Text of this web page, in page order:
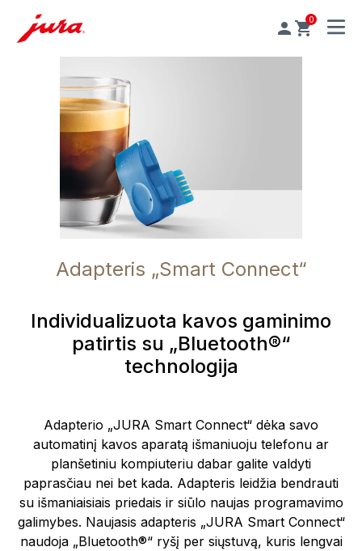
0
MENU
Adapteris „Smart Connect“
Individualizuota kavos gaminimo
patirtis su „Bluetooth®“
technologija
Adapterio „JURA Smart Connect“ dėka savo
automatinį kavos aparatą išmaniuoju telefonu ar
planšetiniu kompiuteriu dabar galite valdyti
paprasčiau nei bet kada. Adapteris leidžia bendrauti
su išmaniaisiais priedais ir siūlo naujas programavimo
galimybes. Naujasis adapteris „JURA Smart Connect“
naudoja „Bluetooth®“ ryšį per siųstuvą, kuris lengvai